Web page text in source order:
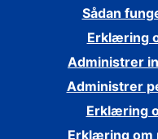
Sådan
Erklæring
Administrer
Administrer
Erklæring
Erklæring om